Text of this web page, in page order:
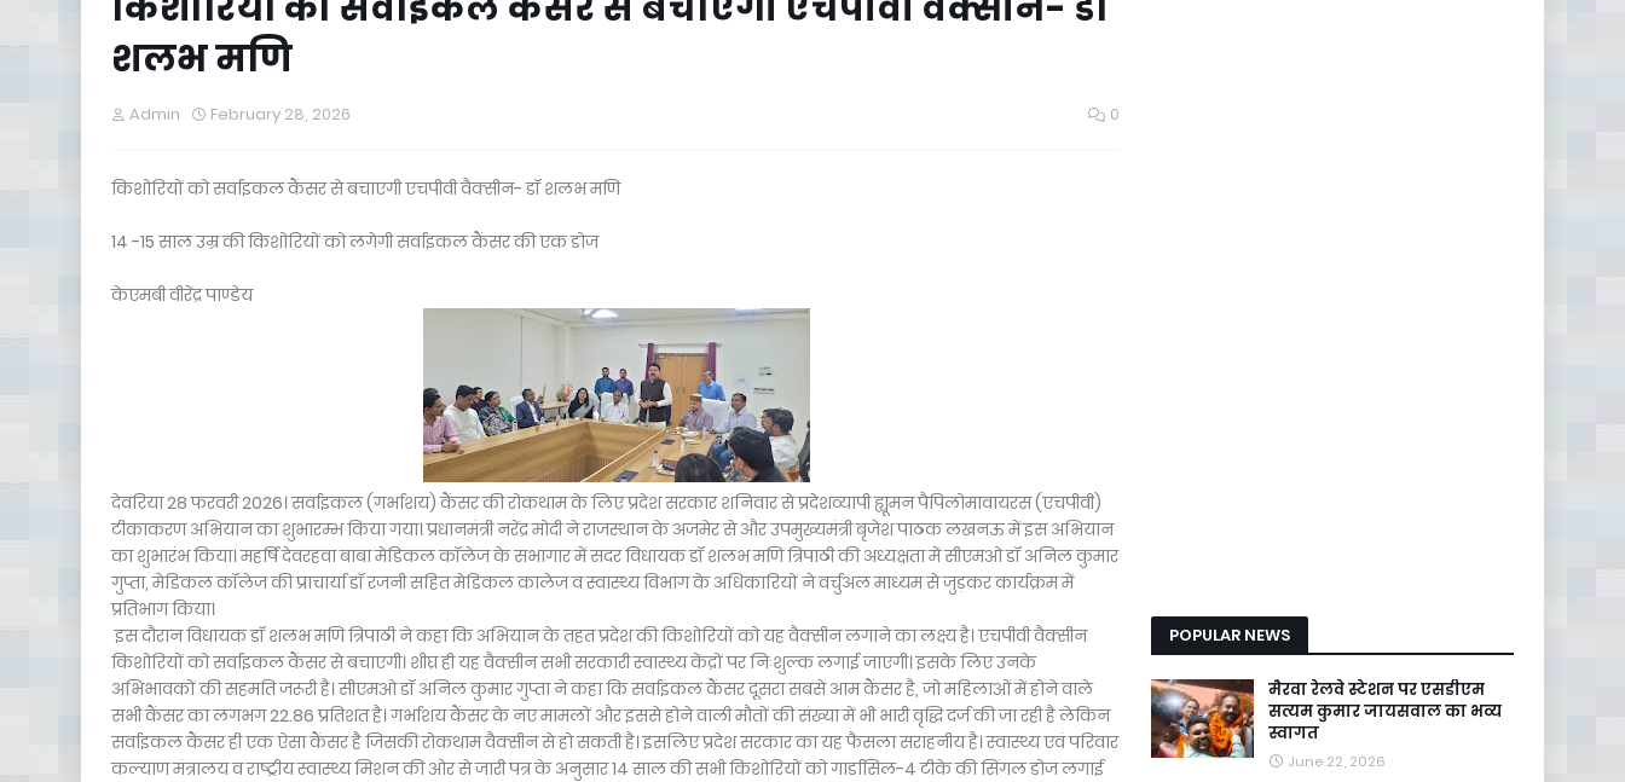
शलभ मणि
Admin February 28, 2026 0
किशोरियों को सर्वाइकल कैंसर से बचाएगी एचपीवी वैक्सीन- डॉ शलभ मणि
14 -15 साल उम्र की किशोरियों को लगेगी सर्वाइकल कैंसर की एक डोज
केएमबी वीरेंद्र पाण्डेय
देवरिया 28 फरवरी 2026। सर्वाइकल (गर्भाशय) कैंसर की रोकथाम के लिए प्रदेश सरकार शनिवार से प्रदेशव्यापी ह्यूमन पैपिलोमावायरस (एचपीवी)
टीकाकरण अभियान का शुभारम्भ किया गया। प्रधानमंत्री नरेंद्र मोदी ने राजस्थान के अजमेर से और उपमुख्यमंत्री बृजेश पाठक लखनऊ में इस अभियान
का शुभारंभ किया। महर्षि देवरहवा बाबा मेडिकल कॉलेज के सभागार में सदर विधायक डॉ शलभ मणि त्रिपाठी की अध्यक्षता में सीएमओ डॉ अनिल कुमार
गुप्ता, मेडिकल कॉलेज की प्राचार्या डॉ रजनी सहित मेडिकल कालेज व स्वास्थ्य विभाग के अधिकारियों ने वर्चुअल माध्यम से जुड़कर कार्यक्रम में
प्रतिभाग किया।
इस दौरान विधायक डॉ शलभ मणि त्रिपाठी ने कहा कि अभियान के तहत प्रदेश की किशोरियों को यह वैक्सीन लगाने का लक्ष्य है। एचपीवी वैक्सीन
किशोरियों को सर्वाइकल कैंसर से बचाएगी। शीघ्र ही यह वैक्सीन सभी सरकारी स्वास्थ्य केंद्रों पर निःशुल्क लगाई जाएगी। इसके लिए उनके
अभिभावकों की सहमति जरूरी है। सीएमओ डॉ अनिल कुमार गुप्ता ने कहा कि सर्वाइकल कैंसर दूसरा सबसे आम कैंसर है, जो महिलाओं में होने वाले
सभी कैंसर का लगभग 22.86 प्रतिशत है। गर्भाशय कैंसर के नए मामलों और इससे होने वाली मौतों की संख्या में भी भारी वृद्धि दर्ज की जा रही है लेकिन
सर्वाइकल कैंसर ही एक ऐसा कैंसर है जिसकी रोकथाम वैक्सीन से हो सकती है। इसलिए प्रदेश सरकार का यह फैसला सराहनीय है। स्वास्थ्य एवं परिवार
कल्याण मंत्रालय व राष्ट्रीय स्वास्थ्य मिशन की ओर से जारी पत्र के अनुसार 14 साल की सभी किशोरियों को गार्डासिल-4 टीके की सिंगल डोज लगाई
POPULAR NEWS
मैरवा रेलवे स्टेशन पर एसडीएम
सत्यम कुमार जायसवाल का भव्य
स्वागत
June 22, 2026